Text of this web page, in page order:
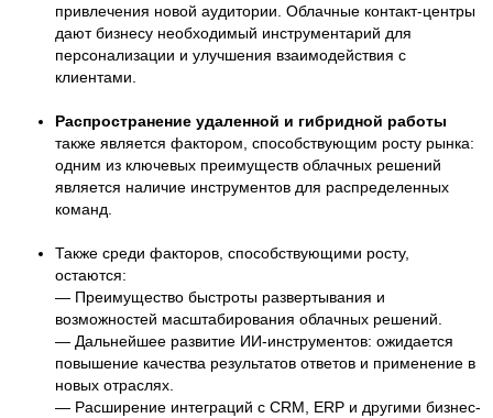
привлечения новой аудитории. Облачные контакт-центры
дают бизнесу необходимый инструментарий для
персонализации и улучшения взаимодействия с
клиентами.
Распространение удаленной и гибридной работы
также является фактором, способствующим росту рынка:
одним из ключевых преимуществ облачных решений
является наличие инструментов для распределенных
команд.
Также среди факторов, способствующими росту,
остаются:
— Преимущество быстроты развертывания и
возможностей масштабирования облачных решений.
— Дальнейшее развитие ИИ-инструментов: ожидается
повышение качества результатов ответов и применение в
новых отраслях.
— Расширение интеграций с CRM, ERP и другими бизнес-